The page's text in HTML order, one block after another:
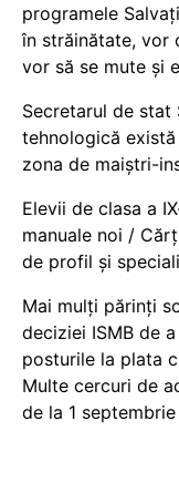
programele
în străinătate, vor
vor să se mute și
Secretarul de stat
tehnologică
zona de maiștri-
Elevii de clasa a
manuale noi /
de profil și
Mai mulți părinți
deciziei ISMB de
posturile la plata
Multe cercuri de
de la 1 septembrie